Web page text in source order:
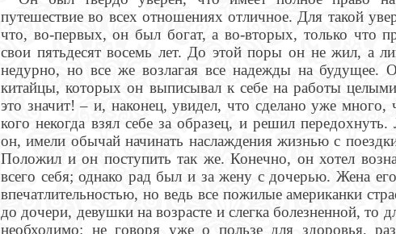
путешествие во всех отношениях отличное. Для такой
что, во-первых, он был богат, а во-вторых, только что
свои пятьдесят восемь лет. До этой поры он не жил, а
недурно, но все же возлагая все надежды на будущее.
китайцы, которых он выписывал к себе на работы
это значит! – и, наконец, увидел, что сделано уже много,
кого некогда взял себе за образец, и решил
он, имели обычай начинать наслаждения жизнью с
Положил и он поступить так же. Конечно, он хотел
всего себя; однако рад был и за жену с дочерью. Жена
впечатлительностью, но ведь все пожилые американки
до дочери, девушки на возрасте и слегка болезненной, то
необходимо: не говоря уже о пользе для здоровья,